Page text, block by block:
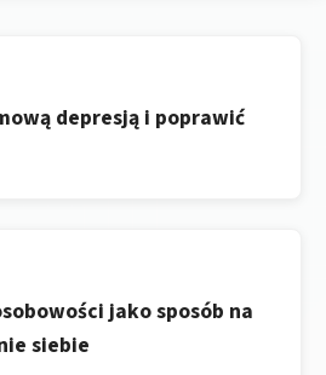
depresją i poprawić
jako sposób na
siebie